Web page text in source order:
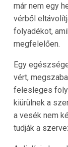
már nem egy
vérből
folyadékot,
megfelelően.
Egy
vért,
felesleges
kiürülnek a
a vesék nem
tudják a